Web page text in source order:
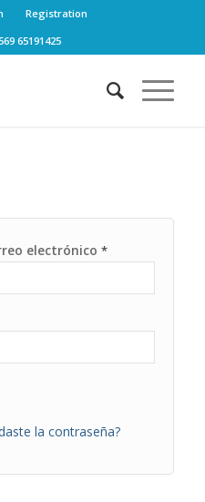
Registration
65191425
electrónico *
la contraseña?